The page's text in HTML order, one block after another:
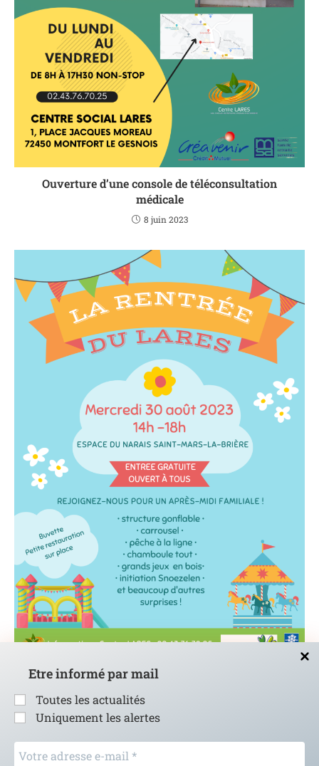
Etre informé par mail
Toutes les actualités
Uniquement les alertes
Votre
adresse
Ouverture d’une console de téléconsultation
médicale
8 juin 2023
La rentrée du LARES
24 août 2023